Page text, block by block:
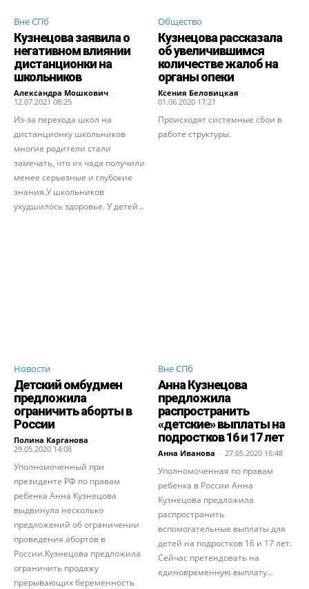
Вне СПб
Кузнецова заявила о
негативном влиянии
дистанционки на
школьников
Александра Мошкович -
12.07.2021 08:25
Из-за перехода школ на
дистанционку школьников
многие родители стали
замечать, что их чада получили
менее серьезные и глубокие
знания.У школьников
ухудшилось здоровье. У детей...
Общество
Кузнецова рассказала
об увеличившимся
количестве жалоб на
органы опеки
Ксения Беловицкая -
01.06.2020 17:21
Происходят системные сбои в
работе структуры.
Новости
Детский омбудмен
предложила
ограничить аборты в
России
Полина Карганова -
29.05.2020 14:08
Уполномоченный при
президенте РФ по правам
ребенка Анна Кузнецова
выдвинула несколько
предложений об ограничении
проведения абортов в
России.Кузнецова предложила
ограничить продажу
прерывающих беременность
Вне СПб
Анна Кузнецова
предложила
распространить
«детские» выплаты на
подростков 16 и 17 лет
Анна Иванова - 27.05.2020 16:48
Уполномоченная по правам
ребенка в России Анна
Кузнецова предложила
распространить
вспомогательные выплаты для
детей на подростков 16 и 17 лет.
Сейчас претендовать на
единовременную выплату...